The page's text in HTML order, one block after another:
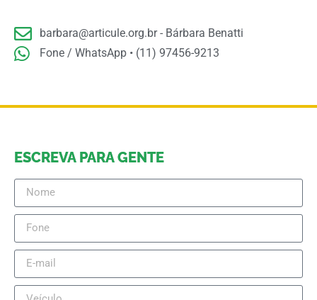
barbara@articule.org.br- Bárbara Benatti
Fone / WhatsApp • (11) 97456-9213
ESCREVA PARA GENTE